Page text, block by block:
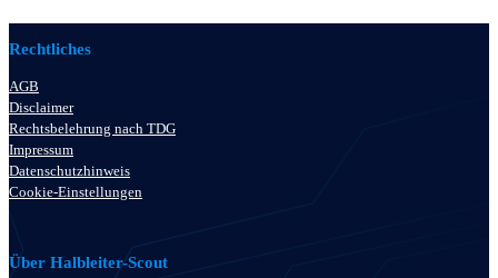
Rechtliches
AGB
Disclaimer
Rechtsbelehrung nach TDG
Impressum
Datenschutzhinweis
Cookie-Einstellungen
Über Halbleiter-Scout